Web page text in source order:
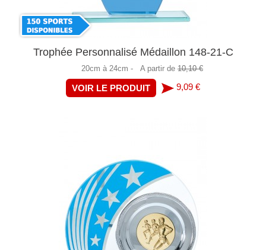
Trophée Personnalisé Médaillon 148-21-C
20cm à 24cm - A partir de 10,10 €
VOIR LE PRODUIT 9,09 €